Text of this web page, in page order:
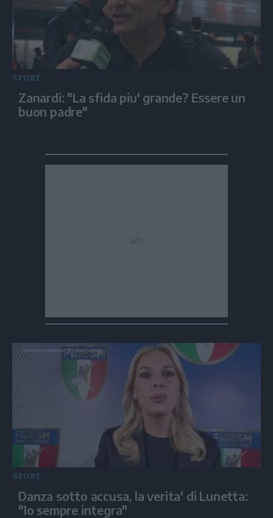
SPORT
Zanardi: "La sfida piu' grande? Essere un
buon padre"
SPORT
Danza sotto accusa, la verita' di Lunetta:
"Io sempre integra"